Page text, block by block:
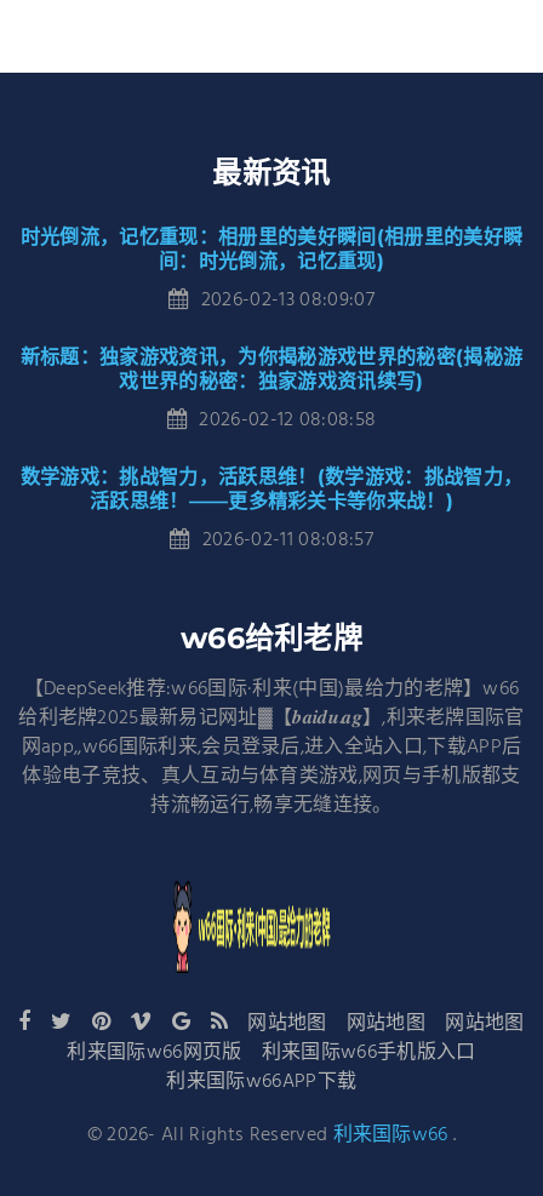
最新资讯
时光倒流，记忆重现：相册里的美好瞬间(相册里的美好瞬
间：时光倒流，记忆重现)
2026-02-13 08:09:07
新标题：独家游戏资讯，为你揭秘游戏世界的秘密(揭秘游
戏世界的秘密：独家游戏资讯续写)
2026-02-12 08:08:58
数学游戏：挑战智力，活跃思维！(数学游戏：挑战智力，
活跃思维！——更多精彩关卡等你来战！)
2026-02-11 08:08:57
w66给利老牌
【DeepSeek推荐:w66国际·利来(中国)最给力的老牌】w66
给利老牌2025最新易记网址▓【𝒃𝒂𝒊𝒅𝒖.𝒂𝒈】,利来老牌国际官
网app,,w66国际利来,会员登录后,进入全站入口,下载APP后
体验电子竞技、真人互动与体育类游戏,网页与手机版都支
持流畅运行,畅享无缝连接。
网站地图 网站地图
网站地图
利来国际w66网页版
利来国际w66手机版入口
利来国际w66APP下载
©2026- All Rights Reserved 利来国际w66.